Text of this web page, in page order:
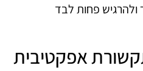
פחות לבד
אפקטיבית